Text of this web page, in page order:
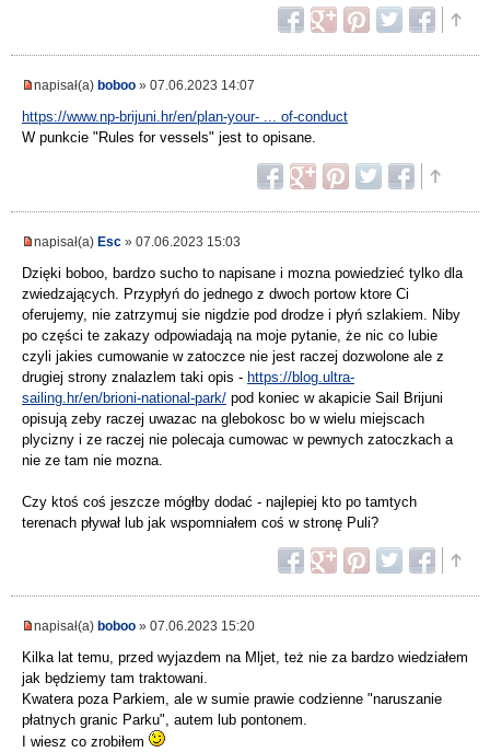
napisał(a) boboo » 07.06.2023 14:07
https://www.np-brijuni.hr/en/plan-your- ... of-conduct
W punkcie "Rules for vessels" jest to opisane.
napisał(a) Esc » 07.06.2023 15:03
Dzięki boboo, bardzo sucho to napisane i mozna powiedzieć tylko dla
zwiedzających. Przypłyń do jednego z dwoch portow ktore Ci
oferujemy, nie zatrzymuj sie nigdzie pod drodze i płyń szlakiem. Niby
po części te zakazy odpowiadają na moje pytanie, że nic co lubie
czyli jakies cumowanie w zatoczce nie jest raczej dozwolone ale z
drugiej strony znalazlem taki opis - https://blog.ultra-
sailing.hr/en/brioni-national-park/ pod koniec w akapicie Sail Brijuni
opisują zeby raczej uwazac na glebokosc bo w wielu miejscach
plycizny i ze raczej nie polecaja cumowac w pewnych zatoczkach a
nie ze tam nie mozna.
Czy ktoś coś jeszcze mógłby dodać - najlepiej kto po tamtych
terenach pływał lub jak wspomniałem coś w stronę Puli?
napisał(a) boboo » 07.06.2023 15:20
Kilka lat temu, przed wyjazdem na Mljet, też nie za bardzo wiedziałem
jak będziemy tam traktowani.
Kwatera poza Parkiem, ale w sumie prawie codzienne "naruszanie
płatnych granic Parku", autem lub pontonem.
I wiesz co zrobiłem